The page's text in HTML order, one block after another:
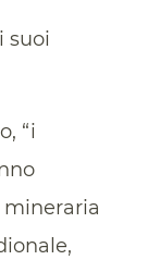
suoi
“i
mineraria